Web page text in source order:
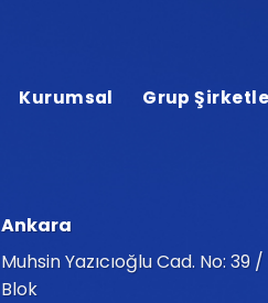
Kurumsal Grup
Ankara
Muhsin Yazıcıoğlu Cad. No: 39
Blok